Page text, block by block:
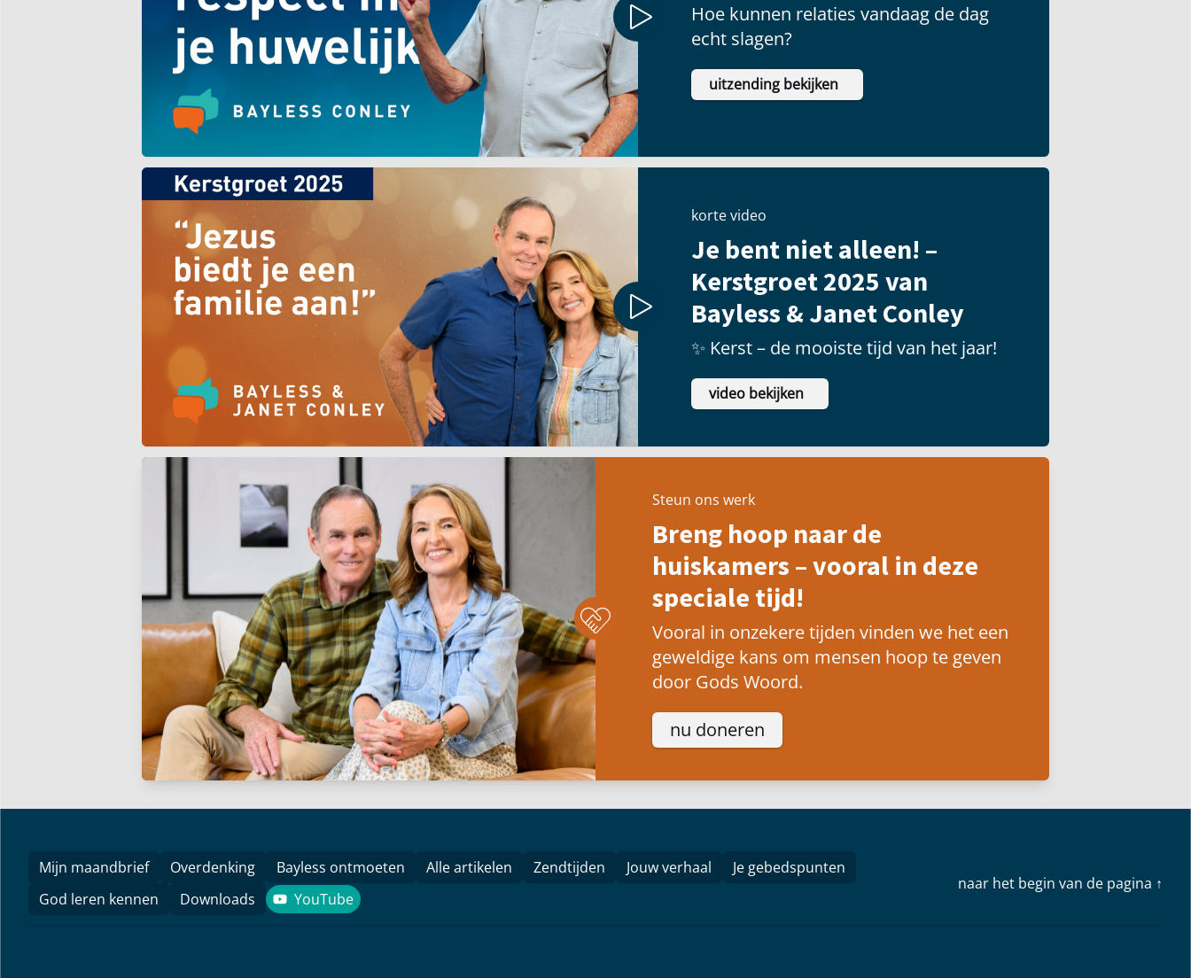
Hoe kunnen relaties vandaag de dag
echt slagen?
uitzending bekijken
korte video
Je bent niet alleen! –
Kerstgroet 2025 van
Bayless & Janet Conley
✨ Kerst – de mooiste tijd van het jaar!
video bekijken
Steun ons werk
Breng hoop naar de
huiskamers – vooral in deze
speciale tijd!
Vooral in onzekere tijden vinden we het een
geweldige kans om mensen hoop te geven
door Gods Woord.
nu doneren
Mijn maandbrief Overdenking Bayless ontmoeten Alle artikelen Zendtijden Jouw verhaal
Je gebedspunten
God leren kennen
Downloads YouTube
YouTube
naar het begin van de pagina ↑